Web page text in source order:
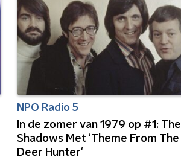
NPO Radio 5
In de zomer van 1979 op #1: The
Shadows Met 'Theme From The
Deer Hunter'